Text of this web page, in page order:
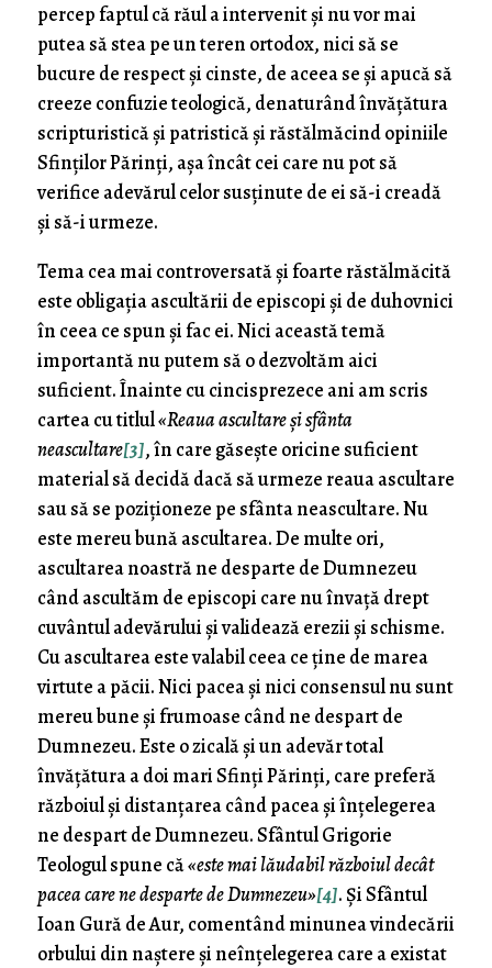
percep faptul că răul a intervenit și nu vor mai
putea să stea pe un teren ortodox, nici să se
bucure de respect și cinste, de aceea se și apucă să
creeze confuzie teologică, denaturând învățătura
scripturistică și patristică și răstălmăcind opiniile
Sfinților Părinți, așa încât cei care nu pot să
verifice adevărul celor susținute de ei să-i creadă
și să-i urmeze.
Tema cea mai controversată și foarte răstălmăcită
este obligația ascultării de episcopi și de duhovnici
în ceea ce spun și fac ei. Nici această temă
importantă nu putem să o dezvoltăm aici
suficient. Înainte cu cincisprezece ani am scris
cartea cu titlul«Reaua ascultare și sfânta
neascultare[3], în care găsește oricine suficient
material să decidă dacă să urmeze reaua ascultare
sau să se poziționeze pe sfânta neascultare. Nu
este mereu bună ascultarea. De multe ori,
ascultarea noastră ne desparte de Dumnezeu
când ascultăm de episcopi care nu învață drept
cuvântul adevărului și validează erezii și schisme.
Cu ascultarea este valabil ceea ce ține de marea
virtute a păcii. Nici pacea și nici consensul nu sunt
mereu bune și frumoase când ne despart de
Dumnezeu. Este o zicală și un adevăr total
învățătura a doi mari Sfinți Părinți, care preferă
războiul și distanțarea când pacea și înțelegerea
ne despart de Dumnezeu. Sfântul Grigorie
Teologul spune că«este mai lăudabil războiul decât
pacea care ne desparte de Dumnezeu»[4]. Și Sfântul
Ioan Gură de Aur, comentând minunea vindecării
orbului din naștere și neînțelegerea care a existat